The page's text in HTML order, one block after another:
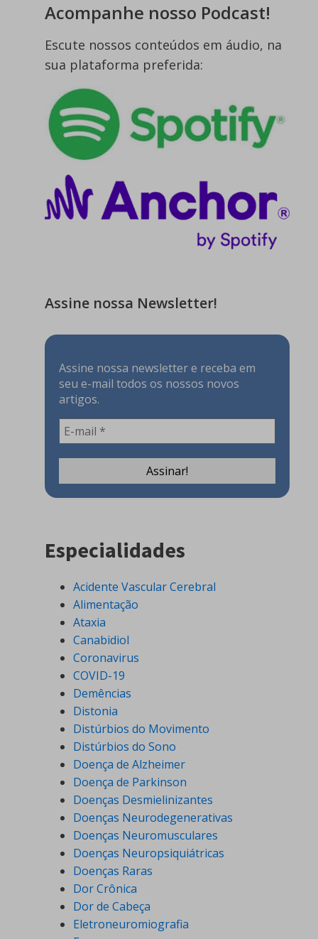
Acompanhe nosso Podcast!
Escute nossos conteúdos em áudio, na
sua plataforma preferida:
Assine nossa Newsletter!
Assine nossa newsletter e receba em
seu e-mail todos os nossos novos
artigos.
Especialidades
Acidente Vascular Cerebral
Alimentação
Ataxia
Canabidiol
Coronavirus
COVID-19
Demências
Distonia
Distúrbios do Movimento
Distúrbios do Sono
Doença de Alzheimer
Doença de Parkinson
Doenças Desmielinizantes
Doenças Neurodegenerativas
Doenças Neuromusculares
Doenças Neuropsiquiátricas
Doenças Raras
Dor Crônica
Dor de Cabeça
Eletroneuromiografia